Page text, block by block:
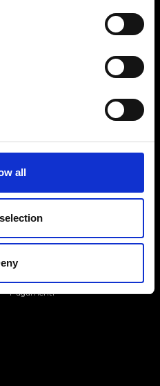
all
Rispondiamo a tutte le tue
Mondo Ripani
Spedizione e Consegna
Policy di Reso
Pagamenti